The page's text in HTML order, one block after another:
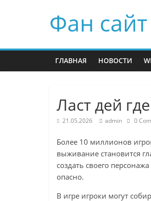
Фан
ГЛАВНАЯ НОВОСТИ
Ласт дей
21.05.2026 admin 0
Более 10 миллионов
выживание становится
создать своего
опасно.
В игре игроки могут